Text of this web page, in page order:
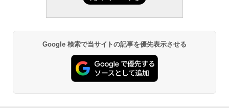
Google 検索で当サイトの記事を優先表示させる